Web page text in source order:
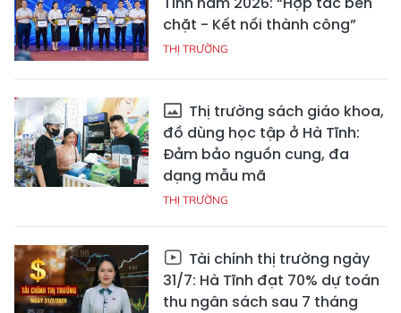
chặt - Kết nối thành công”
THỊ TRƯỜNG
Thị trường sách giáo khoa,
đồ dùng học tập ở Hà Tĩnh:
Đảm bảo nguồn cung, đa
dạng mẫu mã
THỊ TRƯỜNG
Tài chính thị trường ngày
31/7: Hà Tĩnh đạt 70% dự toán
thu ngân sách sau 7 tháng